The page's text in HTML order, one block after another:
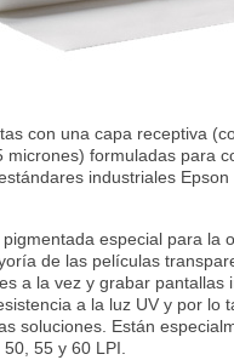
con una capa receptiva
formuladas para
industriales
especial para la
de las películas
a la vez y grabar pantallas
a la luz UV y por lo
soluciones. Están
55 y 60 LPI.